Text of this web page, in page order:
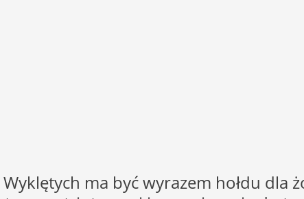
ma być wyrazem hołdu dla